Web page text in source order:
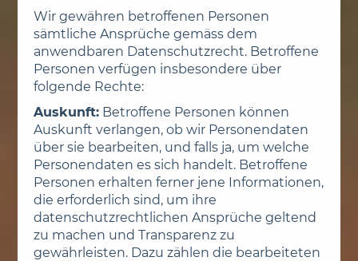
Wir gewähren betroffenen Personen
sämtliche Ansprüche gemäss dem
anwendbaren Datenschutzrecht. Betroffene
Personen verfügen insbesondere über
folgende Rechte:
Auskunft: Betroffene Personen können
Auskunft verlangen, ob wir Personendaten
über sie bearbeiten, und falls ja, um welche
Personendaten es sich handelt. Betroffene
Personen erhalten ferner jene Informationen,
die erforderlich sind, um ihre
datenschutzrechtlichen Ansprüche geltend
zu machen und Transparenz zu
gewährleisten. Dazu zählen die bearbeiteten